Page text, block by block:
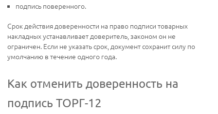
подпись поверенного.
Срок действия доверенности на право подписи товарных
накладных устанавливает доверитель, законом он не
ограничен. Если не указать срок, документ сохранит силу по
умолчанию в течение одного года.
Как отменить доверенность на
подпись ТОРГ-12